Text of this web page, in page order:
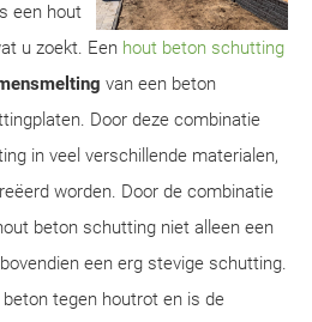
een hout
u zoekt. Een hout beton schutting
van een beton
Door deze combinatie
in veel verschillende materialen,
worden. Door de combinatie
beton schutting niet alleen een
een erg stevige schutting.
tegen houtrot en is de